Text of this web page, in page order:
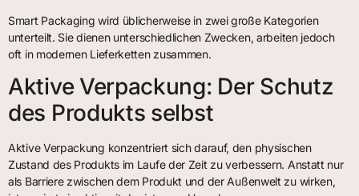
Smart Packaging wird üblicherweise in zwei große Kategorien
unterteilt. Sie dienen unterschiedlichen Zwecken, arbeiten jedoch
oft in modernen Lieferketten zusammen.
Aktive Verpackung: Der Schutz
des Produkts selbst
Aktive Verpackung konzentriert sich darauf, den physischen
Zustand des Produkts im Laufe der Zeit zu verbessern. Anstatt nur
als Barriere zwischen dem Produkt und der Außenwelt zu wirken,